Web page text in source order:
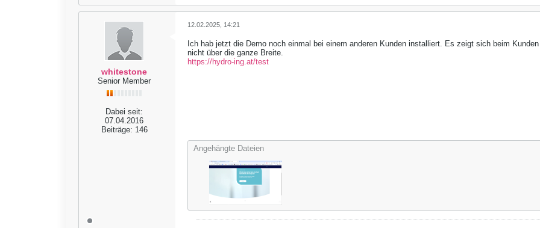
whitestone
Senior Member
Dabei seit:
07.04.2016
Beiträge: 146
12.02.2025, 14:21
Ich hab jetzt die Demo noch einmal bei einem anderen Kunden installiert. Es zeigt sich beim
nicht über die ganze Breite.
https://hydro-ing.at/test
Angehängte Dateien